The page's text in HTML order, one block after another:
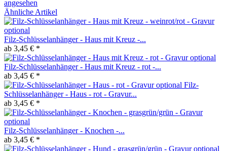
angesehen
Ähnliche Artikel
Filz-Schlüsselanhänger - Haus mit Kreuz -...
ab 3,45 € *
Filz-Schlüsselanhänger - Haus mit Kreuz - rot -...
ab 3,45 € *
Filz-
Schlüsselanhänger - Haus - rot - Gravur...
ab 3,45 € *
Filz-Schlüsselanhänger - Knochen -...
ab 3,45 € *